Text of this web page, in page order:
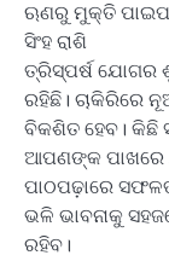
ଋଣରୁ ମୁକ୍ତି
ସିଂହ ରାଶି
ତ୍ରିସ୍ପର୍ଷ ଯୋଗର
ରହିଛି। ଚାକିରିରେ
ବିକଶିତ ହେବ। କିଛି
ଆପଣଙ୍କ ପାଖରେ
ପାଠପଢ଼ାରେ
ଭଳି ଭାବନାକୁ
ରହିବ।